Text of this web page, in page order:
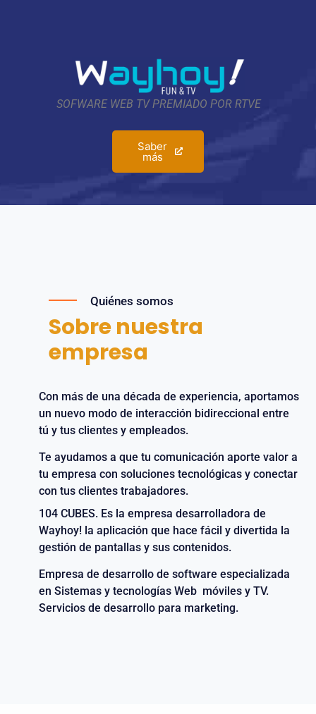
SOFWARE WEB TV PREMIADO POR RTVE
Saber
más
Quiénes somos
Sobre nuestra
empresa
Con más de una década de experiencia, aportamos
un nuevo modo de interacción bidireccional entre
tú y tus clientes y empleados.
Te ayudamos a que tu comunicación aporte valor a
tu empresa con soluciones tecnológicas y conectar
con tus clientes trabajadores.
104 CUBES. Es la empresa desarrolladora de
Wayhoy! la aplicación que hace fácil y divertida la
gestión de pantallas y sus contenidos.
Empresa de desarrollo de software especializada
en Sistemas y tecnologías Web móviles y TV.
Servicios de desarrollo para marketing.